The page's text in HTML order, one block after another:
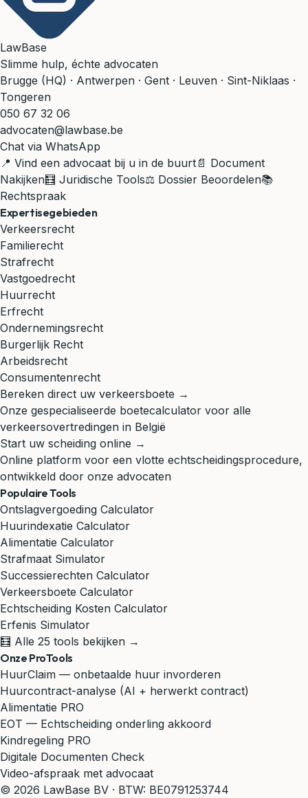
LawBase
Slimme hulp, échte advocaten
Brugge (HQ) · Antwerpen · Gent · Leuven · Sint-Niklaas ·
Tongeren
050 67 32 06
advocaten@lawbase.be
Chat via WhatsApp
📍 Vind een advocaat bij u in de buurt 📄 Document
Nakijken🧮 Juridische Tools⚖️ Dossier Beoordelen📚
Rechtspraak
Expertisegebieden
Verkeersrecht
Familierecht
Strafrecht
Vastgoedrecht
Huurrecht
Erfrecht
Ondernemingsrecht
Burgerlijk Recht
Arbeidsrecht
Consumentenrecht
Bereken direct uw verkeersboete →
Onze gespecialiseerde boetecalculator voor alle
verkeersovertredingen in België
Start uw scheiding online →
Online platform voor een vlotte echtscheidingsprocedure,
ontwikkeld door onze advocaten
Populaire Tools
Ontslagvergoeding Calculator
Huurindexatie Calculator
Alimentatie Calculator
Strafmaat Simulator
Successierechten Calculator
Verkeersboete Calculator
Echtscheiding Kosten Calculator
Erfenis Simulator
🧮 Alle 25 tools bekijken →
Onze ProTools
HuurClaim — onbetaalde huur invorderen
Huurcontract-analyse (AI + herwerkt contract)
Alimentatie PRO
EOT — Echtscheiding onderling akkoord
Kindregeling PRO
Digitale Documenten Check
Video-afspraak met advocaat
© 2026 LawBase BV · BTW: BE0791253744